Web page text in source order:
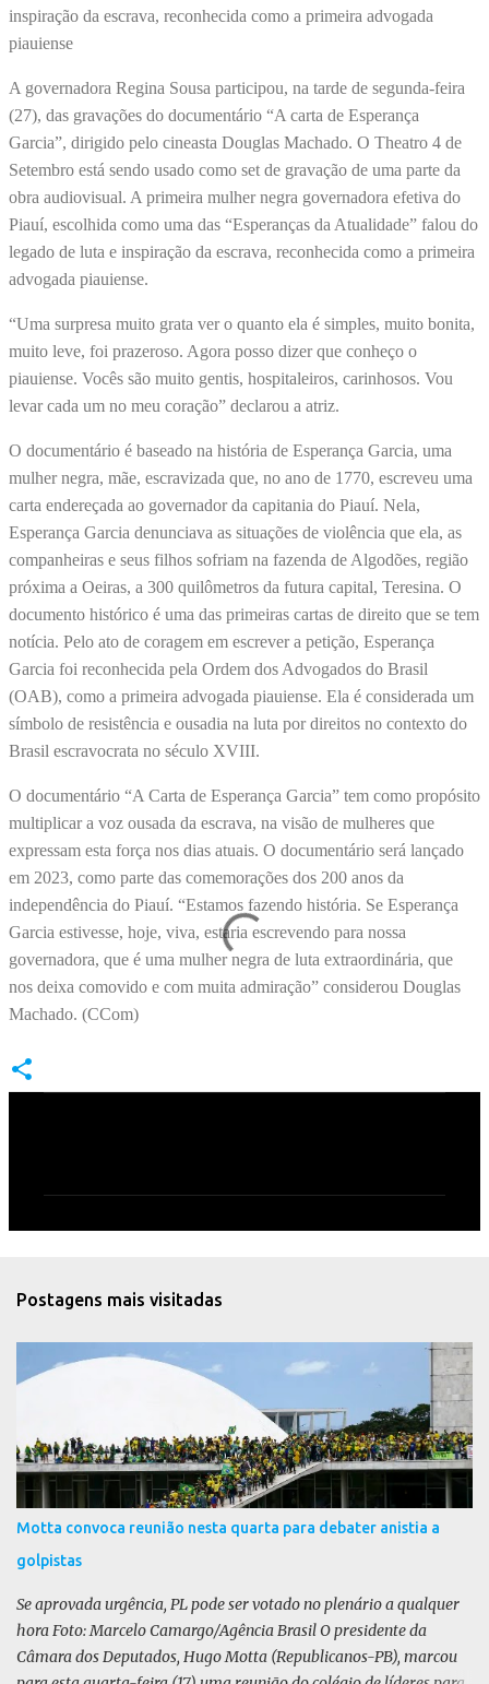
inspiração da escrava, reconhecida como a primeira advogada
piauiense
A governadora Regina Sousa participou, na tarde de segunda-feira
(27), das gravações do documentário “A carta de Esperança
Garcia”, dirigido pelo cineasta Douglas Machado. O Theatro 4 de
Setembro está sendo usado como set de gravação de uma parte da
obra audiovisual. A primeira mulher negra governadora efetiva do
Piauí, escolhida como uma das “Esperanças da Atualidade” falou do
legado de luta e inspiração da escrava, reconhecida como a primeira
advogada piauiense.
“Uma surpresa muito grata ver o quanto ela é simples, muito bonita,
muito leve, foi prazeroso. Agora posso dizer que conheço o
piauiense. Vocês são muito gentis, hospitaleiros, carinhosos. Vou
levar cada um no meu coração” declarou a atriz.
O documentário é baseado na história de Esperança Garcia, uma
mulher negra, mãe, escravizada que, no ano de 1770, escreveu uma
carta endereçada ao governador da capitania do Piauí. Nela,
Esperança Garcia denunciava as situações de violência que ela, as
companheiras e seus filhos sofriam na fazenda de Algodões, região
próxima a Oeiras, a 300 quilômetros da futura capital, Teresina. O
documento histórico é uma das primeiras cartas de direito que se tem
notícia. Pelo ato de coragem em escrever a petição, Esperança
Garcia foi reconhecida pela Ordem dos Advogados do Brasil
(OAB), como a primeira advogada piauiense. Ela é considerada um
símbolo de resistência e ousadia na luta por direitos no contexto do
Brasil escravocrata no século XVIII.
O documentário “A Carta de Esperança Garcia” tem como propósito
multiplicar a voz ousada da escrava, na visão de mulheres que
expressam esta força nos dias atuais. O documentário será lançado
em 2023, como parte das comemorações dos 200 anos da
independência do Piauí. “Estamos fazendo história. Se Esperança
Garcia estivesse, hoje, viva, estaria escrevendo para nossa
governadora, que é uma mulher negra de luta extraordinária, que
nos deixa comovido e com muita admiração” considerou Douglas
Machado. (CCom)
á
r
i
Postagens mais visitadas
Motta convoca reunião nesta quarta para debater anistia a
golpistas
Se aprovada urgência, PL pode ser votado no plenário a qualquer
hora Foto: Marcelo Camargo/Agência Brasil O presidente da
Câmara dos Deputados, Hugo Motta (Republicanos-PB), marcou